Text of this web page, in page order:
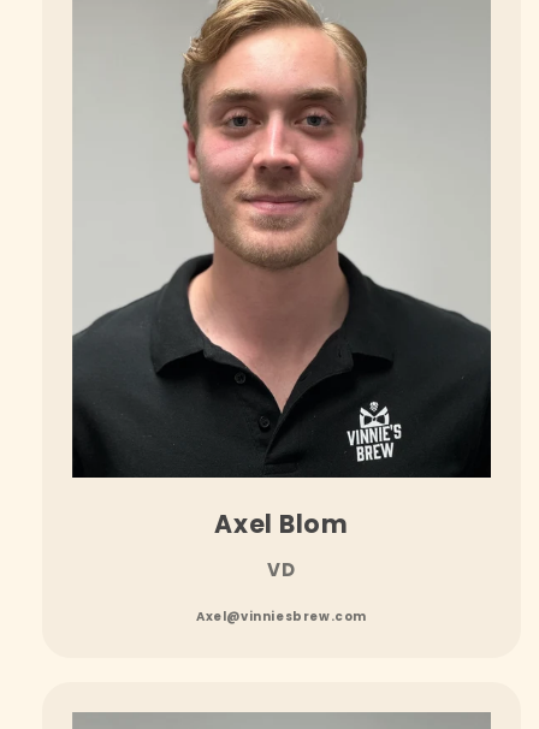
Axel Blom
VD
Axel@vinniesbrew.com